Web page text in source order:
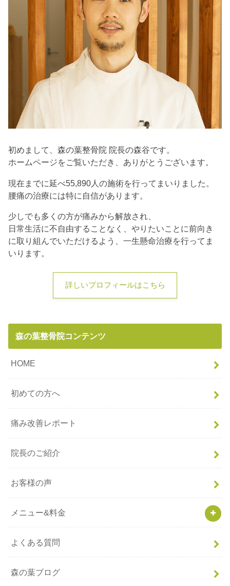
初めまして、森の葉整骨院 院長の森谷です。
ホームページをご覧いただき、ありがとうございます。
現在までに延べ55,890人の施術を行ってまいりました。
腰痛の治療には特に自信があります。
少しでも多くの方が痛みから解放され、
日常生活に不自由することなく、やりたいことに前向き
に取り組んでいただけるよう、一生懸命治療を行ってま
いります。
詳しいプロフィールはこちら
森の葉整骨院コンテンツ
HOME
初めての方へ
痛み改善レポート
院長のご紹介
お客様の声
メニュー&料金
よくある質問
森の葉ブログ